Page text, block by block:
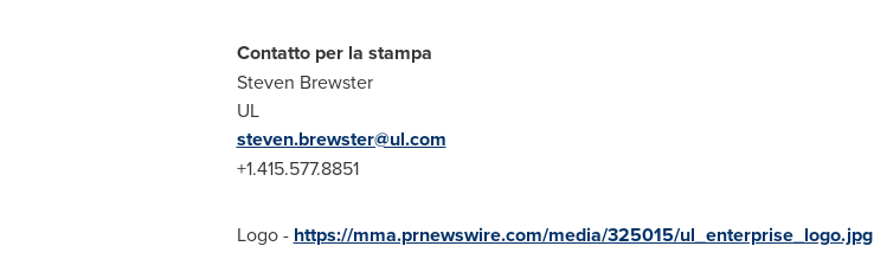
Contatto per la stampa
Steven Brewster
UL
steven.brewster@ul.com
+1.415.577.8851
Logo - https://mma.prnewswire.com/media/325015/ul_enterprise_logo.jpg